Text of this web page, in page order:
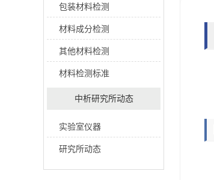
包装材料检测
材料成分检测
其他材料检测
材料检测标准
中析研究所动态
实验室仪器
研究所动态